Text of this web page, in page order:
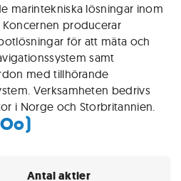
marintekniska lösningar inom
producerar
för att mäta och
samt
med tillhörande
Verksamheten bedrivs
i Norge och Storbritannien.
Antal aktier